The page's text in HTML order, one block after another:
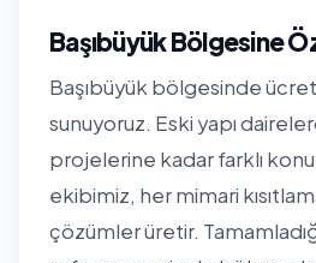
Başıbüyük Bölgesine
Başıbüyük bölgesinde
sunuyoruz. Eski yapı
projelerine kadar farklı
ekibimiz, her mimari
çözümler üretir.